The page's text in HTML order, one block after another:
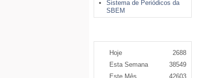
Sistema de Periódicos da
SBEM
Hoje
Esta Semana
Este Mês
2688
38549
42603